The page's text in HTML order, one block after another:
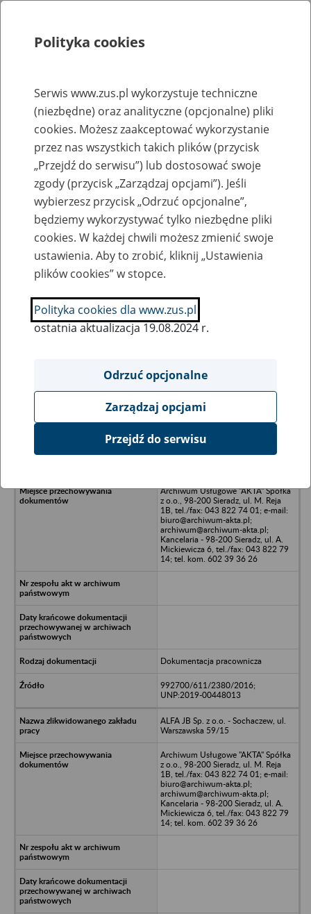
Rejestry, ewidencje i archiwa
Baza zlikwidowanych lub
przekształconych zakładów pracy
Nazwa zakładu pracy:
SZUKAJ
Ukryj wszystkie pozycje bazy
KLOPFER Sp. z o.o. w Opolu
Archiwum Usługowe "AKTA" Spółka
z o.o., 98-200 Sieradz, ul. M. Reja
1B, tel./fax: 043 822 74 01; e-mail:
biuro@archiwum-akta.pl;
archiwum@archiwum-akta.pl;
Kancelaria - 98-200 Sieradz, ul. A.
Mickiewicza 6, tel./fax: 043 822 79
14; tel. kom. 602 39 36 26
Dokumentacja pracownicza
992700/611/2380/2016;
UNP:2019-00448013
ALFA JB Sp. z o.o. - Sochaczew, ul.
Warszawska 59/15
Archiwum Usługowe "AKTA" Spółka
z o.o., 98-200 Sieradz, ul. M. Reja
1B, tel./fax: 043 822 74 01; e-mail:
biuro@archiwum-akta.pl;
archiwum@archiwum-akta.pl;
Kancelaria - 98-200 Sieradz, ul. A.
Mickiewicza 6, tel./fax: 043 822 79
14; tel. kom. 602 39 36 26
Polityka cookies
Serwis www.zus.pl wykorzystuje techniczne
(niezbędne) oraz analityczne (opcjonalne) pliki
cookies. Możesz zaakceptować wykorzystanie
przez nas wszystkich takich plików (przycisk
„Przejdź do serwisu”) lub dostosować swoje
zgody (przycisk „Zarządzaj opcjami”). Jeśli
wybierzesz przycisk „Odrzuć opcjonalne”,
będziemy wykorzystywać tylko niezbędne pliki
cookies. W każdej chwili możesz zmienić swoje
ustawienia. Aby to zrobić, kliknij „Ustawienia
plików cookies” w stopce.
Polityka cookies dla www.zus.pl
ostatnia aktualizacja 19.08.2024 r.
Odrzuć opcjonalne
Zarządzaj opcjami
Przejdź do serwisu